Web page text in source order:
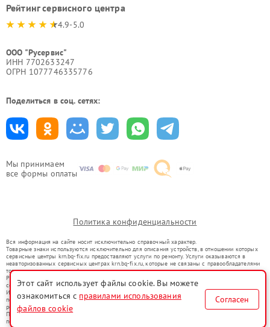
Мы принимаем
все формы оплаты
Рейтинг сервисного центра
4.9-5.0
ООО "Русервис"
ИНН 7702633247
ОГРН 1077746335776
Поделиться в соц. сетях:
Политика конфиденциальности
Вся информация на сайте носит исключительно справочный характер.
Товарные знаки используются исключительно для описания устройств, в отношении которых
сервисные центры krn.bq-fix.ru предоставляют услуги по ремонту. Услуги оказываются в
неавторизованных сервисных центрах krn.bq-fix.ru, которые не связаны с правообладателями
товарных знаков или их официальными представителями.
Ремонт осуществляется для устройств, уже введенных в гражданский оборот в соответствии
со статьей 1487 ГК РФ.
Использование товарных знаков не преследует цели индивидуализации услуг или введения
потребителей в заблуждение, а служит для информирования о предоставляемых услугах по
ремонту техники указанных брендов.
Представленная на сайте информация не является публичной офертой, определяемой
положениями Статьи 437(2) Гражданского кодекса РФ
Этот сайт использует файлы cookie. Вы можете
ознакомиться с правилами использования
файлов cookie
Согласен